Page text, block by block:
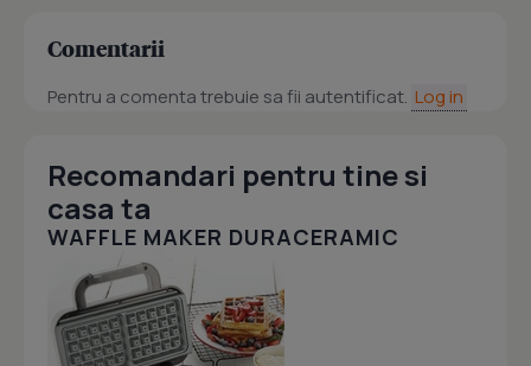
Comentarii
Pentru a comenta trebuie sa fii autentificat. Log in
Recomandari pentru tine si
casa ta
WAFFLE MAKER DURACERAMIC